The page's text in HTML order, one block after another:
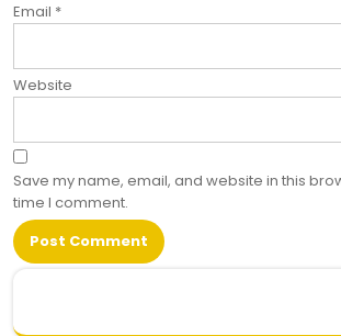
Email *
Website
Save my name, email, and website in this
time I comment.